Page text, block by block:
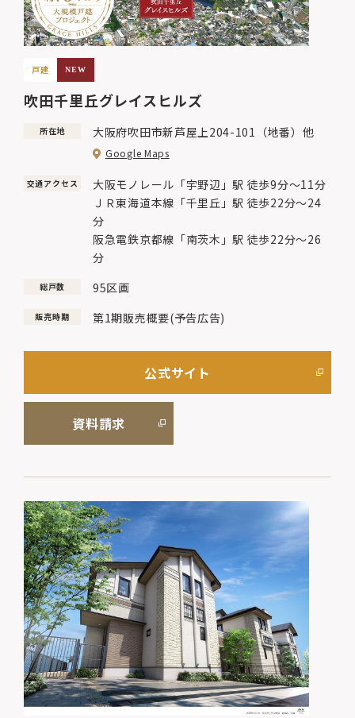
戸建 NEW
吹田千里丘グレイスヒルズ
所在地 大阪府吹田市新芦屋上204-101（地番）他
Google Maps
交通アクセス
大阪モノレール「宇野辺」駅 徒歩9分〜11分
ＪＲ東海道本線「千里丘」駅 徒歩22分〜24
分
阪急電鉄京都線「南茨木」駅 徒歩22分〜26
分
総戸数 95区画
販売時期 第1期販売概要(予告広告)
公式サイト
資料請求